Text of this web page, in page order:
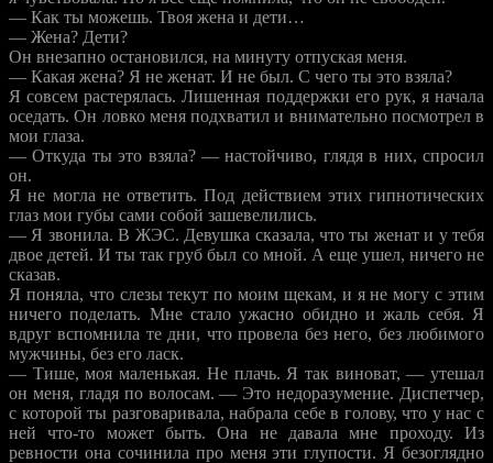
— Как ты можешь. Твоя жена и дети…
— Жена? Дети?
Он внезапно остановился, на минуту отпуская меня.
— Какая жена? Я не женат. И не был. С чего ты это взяла?
Я совсем растерялась. Лишенная поддержки его рук, я начала
оседать. Он ловко меня подхватил и внимательно посмотрел в
мои глаза.
— Откуда ты это взяла? — настойчиво, глядя в них, спросил
он.
Я не могла не ответить. Под действием этих гипнотических
глаз мои губы сами собой зашевелились.
— Я звонила. В ЖЭС. Девушка сказала, что ты женат и у тебя
двое детей. И ты так груб был со мной. А еще ушел, ничего не
сказав.
Я поняла, что слезы текут по моим щекам, и я не могу с этим
ничего поделать. Мне стало ужасно обидно и жаль себя. Я
вдруг вспомнила те дни, что провела без него, без любимого
мужчины, без его ласк.
— Тише, моя маленькая. Не плачь. Я так виноват, — утешал
он меня, гладя по волосам. — Это недоразумение. Диспетчер,
с которой ты разговаривала, набрала себе в голову, что у нас с
ней что-то может быть. Она не давала мне проходу. Из
ревности она сочинила про меня эти глупости. Я безоглядно